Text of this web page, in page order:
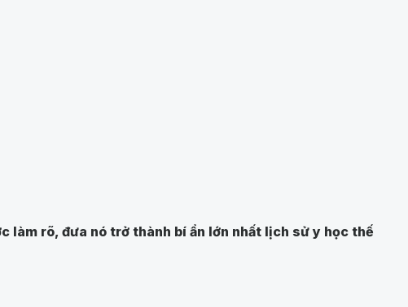
làm rõ, đưa nó trở thành bí ẩn lớn nhất lịch sử y học thế